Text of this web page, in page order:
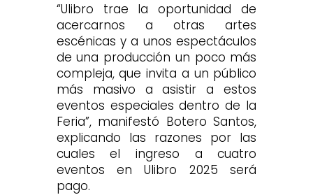
“Ulibro trae la oportunidad de
acercarnos a otras artes
escénicas y a unos espectáculos
de una producción un poco más
compleja, que invita a un público
más masivo a asistir a estos
eventos especiales dentro de la
Feria”, manifestó Botero Santos,
explicando las razones por las
cuales el ingreso a cuatro
eventos en Ulibro 2025 será
pago.